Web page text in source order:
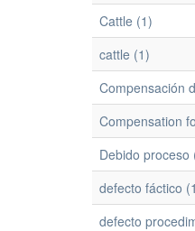
Cattle (1)
cattle (1)
Compensación
Compensation
Debido proceso
defecto fáctico
defecto